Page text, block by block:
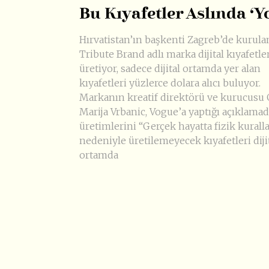
Bu Kıyafetler Aslında
Hırvatistan’ın başkenti Zagreb’de
Tribute Brand adlı marka dijital
üretiyor, sadece dijital ortamda yer alan
kıyafetleri yüzlerce dolara alıcı buluyor.
Markanın kreatif direktörü ve kurucusu
Marija Vrbanic, Vogue’a yaptığı
üretimlerini “Gerçek hayatta fizik
nedeniyle üretilemeyecek kıyafetleri
ortamda